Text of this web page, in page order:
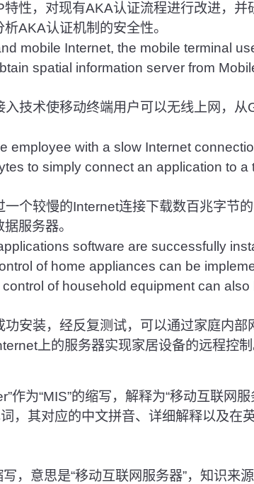
性，对现有AKA认证流程进行改进，并
AKA认证机制的安全性。
mobile Internet, the mobile terminal
spatial information server from
技术使移动终端用户可以无线上网，从
employee with a slow Internet
to simply connect an application to a
个较慢的Internet连接下载数百兆字节
服务器。
software are successfully
of home appliances can be
of household equipment can also
安装，经反复测试，可以通过家庭内部
上的服务器实现家居设备的远程控制
为“MIS”的缩写，解释为“移动互联网服
，其对应的中文拼音、详细解释以及在
，意思是“移动互联网服务器”，知识来